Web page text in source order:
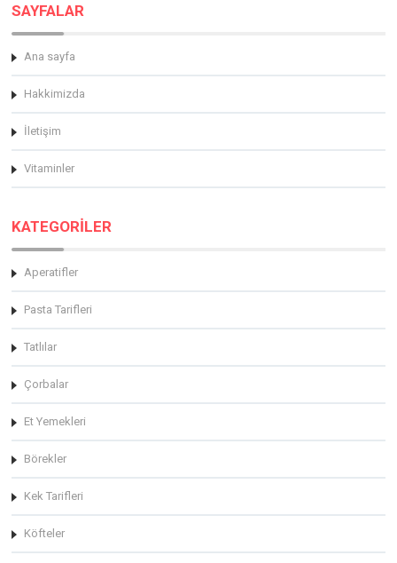
SAYFALAR
Ana sayfa
Hakkimizda
İletişim
Vitaminler
KATEGORİLER
Aperatifler
Pasta Tarifleri
Tatlılar
Çorbalar
Et Yemekleri
Börekler
Kek Tarifleri
Köfteler